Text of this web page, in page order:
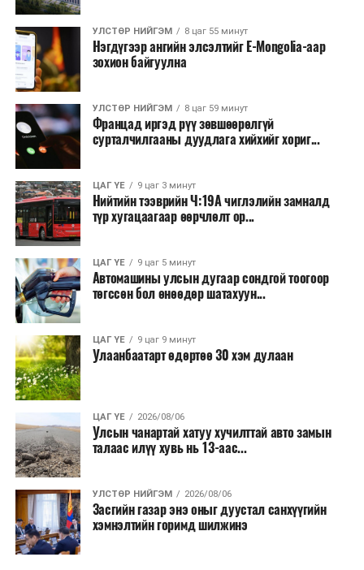
УЛСТӨР НИЙГЭМ 8 цаг 55 минут
Нэгдүгээр ангийн элсэлтийг E-Mongolia-аар
зохион байгуулна
УЛСТӨР НИЙГЭМ 8 цаг 59 минут
Францад иргэд рүү зөвшөөрөлгүй
сурталчилгааны дуудлага хийхийг хориг...
ЦАГ ҮЕ 9 цаг 3 минут
Нийтийн тээврийн Ч:19А чиглэлийн замналд
түр хугацаагаар өөрчлөлт ор...
ЦАГ ҮЕ 9 цаг 5 минут
Автомашины улсын дугаар сондгой тоогоор
төгссөн бол өнөөдөр шатахуун...
ЦАГ ҮЕ 9 цаг 9 минут
Улаанбаатарт өдөртөө 30 хэм дулаан
ЦАГ ҮЕ 2026/08/06
Улсын чанартай хатуу хучилттай авто замын
талаас илүү хувь нь 13-аас...
УЛСТӨР НИЙГЭМ 2026/08/06
Засгийн газар энэ оныг дуустал санхүүгийн
хэмнэлтийн горимд шилжинэ